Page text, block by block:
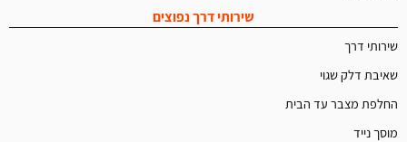
שירותי דרך נפוצים
שירותי דרך
שאיבת דלק שגוי
החלפת מצבר עד הבית
מוסך נייד